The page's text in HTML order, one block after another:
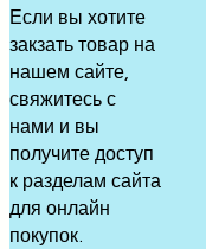
Если вы хотите
закзать товар на
нашем сайте,
свяжитесь с
нами и вы
получите доступ
к разделам сайта
для онлайн
покупок.